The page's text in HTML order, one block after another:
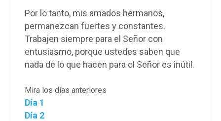
Por lo tanto, mis amados hermanos,
permanezcan fuertes y constantes.
Trabajen siempre para el Señor con
entusiasmo, porque ustedes saben que
nada de lo que hacen para el Señor es inútil.
Mira los días anteriores
Día 1
Día 2